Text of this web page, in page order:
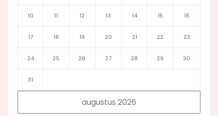
augustus 2026
10 11 12 13 14 15 16
17 18 19 20 21 22 23
24 25 26 27 28 29 30
31